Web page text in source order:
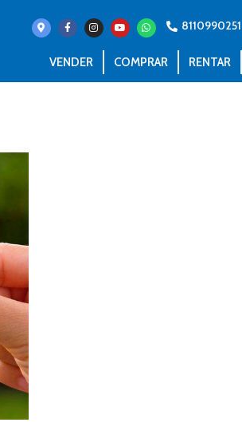
8110990251
VENDER COMPRAR RENTAR